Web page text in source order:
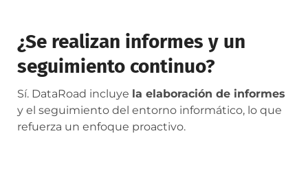
¿Se realizan informes y un
seguimiento continuo?
Sí. DataRoad incluye la elaboración de informes
y el seguimiento del entorno informático, lo que
refuerza un enfoque proactivo.